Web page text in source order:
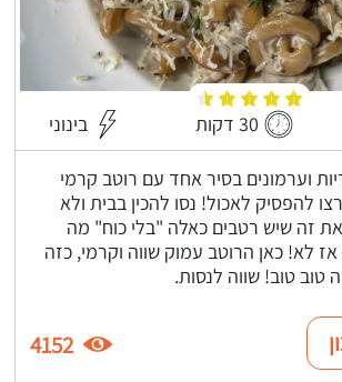
30 דקות בינוני
וערמונים בסיר אחד עם רוטב קרמי
להפסיק לאכול! נסו להכין בבית ולא
זה שיש רטבים כאלה "בלי כוח" מה
לא! כאן הרוטב עמוק שווה וקרמי, כזה
טוב! שווה לנסות.
4152